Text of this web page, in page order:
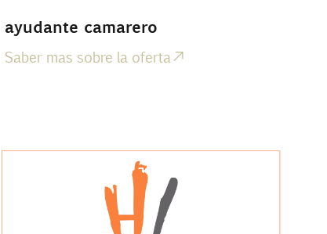
ayudante camarero
Saber mas sobre la oferta